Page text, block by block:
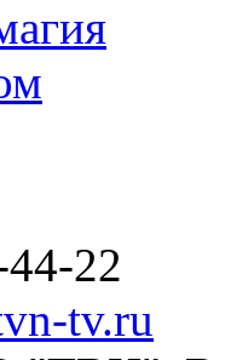
22
tv.ru